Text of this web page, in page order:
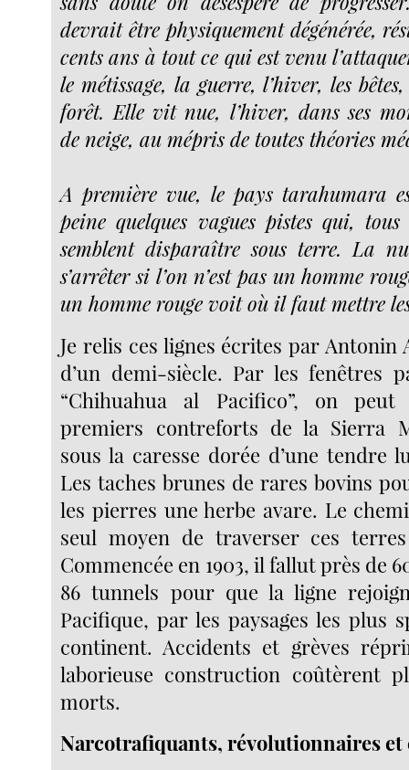
devrait être physiquement dégénérée,
cents ans à tout ce qui est venu
le métissage, la guerre, l’hiver, les
forêt. Elle vit nue, l’hiver, dans ses
de neige, au mépris de toutes théories
A première vue, le pays tarahumara
peine quelques vagues pistes qui,
semblent disparaître sous terre. La
s’arrêter si l’on n’est pas un homme
un homme rouge voit où il faut mettre
Je relis ces lignes écrites par Antonin
d’un demi-siècle. Par les fenêtres
“Chihuahua al Pacifico”, on peut
premiers contreforts de la Sierra
sous la caresse dorée d’une tendre
Les taches brunes de rares bovins
les pierres une herbe avare. Le
seul moyen de traverser ces
Commencée en 1903, il fallut près de
86 tunnels pour que la ligne
Pacifique, par les paysages les plus
continent. Accidents et grèves
laborieuse construction coûtèrent
morts.
Narcotrafiquants, révolutionnaires et